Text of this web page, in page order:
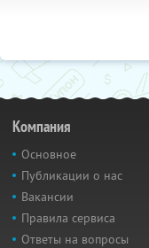
Компания
Основное
Публикации о нас
Вакансии
Правила сервиса
Ответы на вопросы